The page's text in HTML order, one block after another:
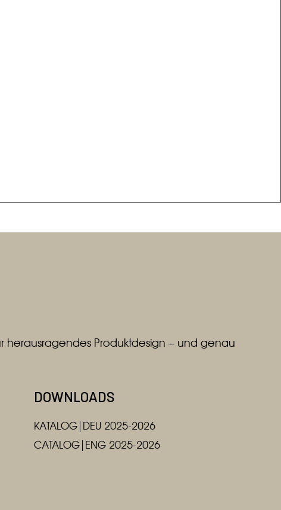
herausragendes Produktdesign – und genau
DOWNLOADS
KATALOG|DEU 2025-2026
CATALOG|ENG 2025-2026